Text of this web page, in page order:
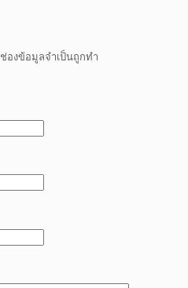
ช่องข้อมูลจำเป็นถูกทำ